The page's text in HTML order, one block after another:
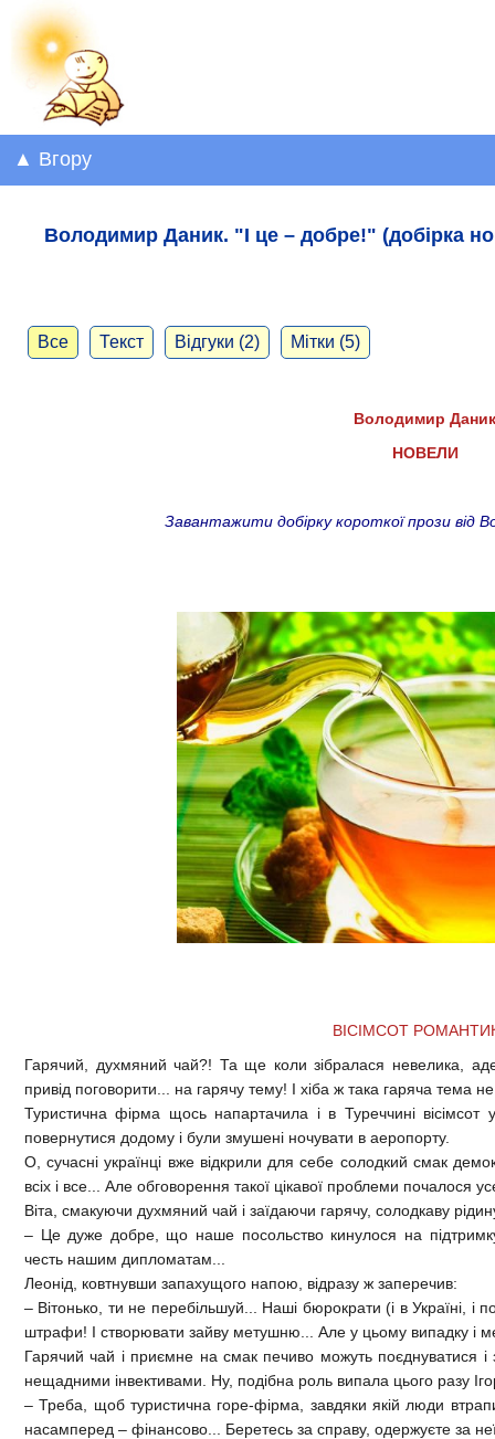
▲ Вгору
Володимир Даник. "І це – добре!" (добірка
Все Текст Відгуки (2) Мітки (5)
Володимир Даник
НОВЕЛИ
Завантажити добірку короткої прози від
ВІСІМСОТ
Гарячий, духмяний чай?! Та ще коли зібралася невелика,
привід поговорити... на гарячу тему! І хіба ж така гаряча тема
Туристична фірма щось напартачила і в Туреччині вісімсот
повернутися додому і були змушені ночувати в аеропорту.
О, сучасні українці вже відкрили для себе солодкий смак
всіх і все... Але обговорення такої цікавої проблеми почалося
Віта, смакуючи духмяний чай і заїдаючи гарячу, солодкаву
– Це дуже добре, що наше посольство кинулося на підтримку
честь нашим дипломатам...
Леонід, ковтнувши запахущого напою, відразу ж заперечив:
– Вітонько, ти не перебільшуй... Наші бюрократи (і в Україні, і
штрафи! І створювати зайву метушню... Але у цьому випадку і
Гарячий чай і приємне на смак печиво можуть поєднуватися
нещадними інвективами. Ну, подібна роль випала цього разу
– Треба, щоб туристична горе-фірма, завдяки якій люди
насамперед – фінансово... Беретесь за справу, одержуєте за